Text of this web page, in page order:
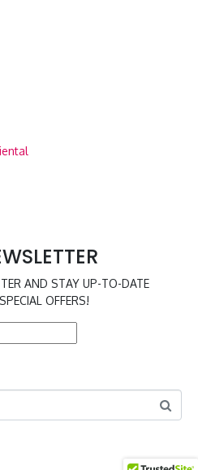
AND STAY UP-TO-DATE
OFFERS!